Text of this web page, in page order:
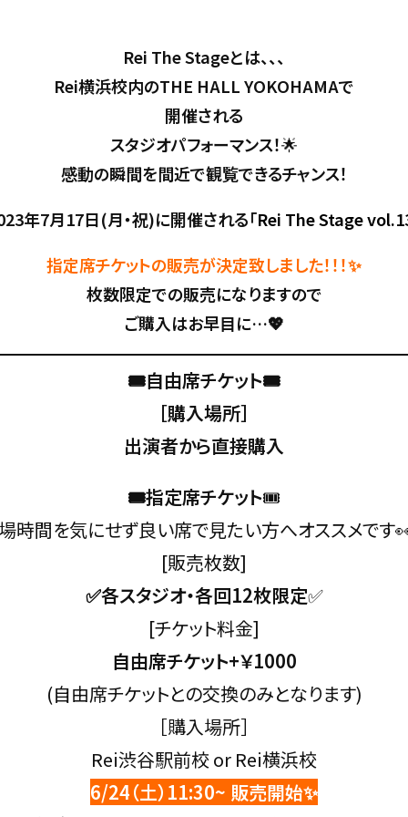
Rei The Stageとは、、、
Rei横浜校内のTHE HALL YOKOHAMAで
開催される
スタジオパフォーマンス！🌟
感動の瞬間を間近で観覧できるチャンス！
年7月17日(月・祝)に開催される「Rei The Stage
指定席チケットの販売が決定致しました！！！✨
枚数限定での販売になりますので
ご購入はお早目に…💖
🎟自由席チケット🎟
［購入場所］
出演者から直接購入
🎟指定席チケット🎟
時間を気にせず良い席で見たい方へオススメです
[販売枚数]
✅各スタジオ・各回12枚限定✅
[チケット料金]
自由席チケット+￥1000
(自由席チケットとの交換のみとなります)
［購入場所］
Rei渋谷駅前校 or Rei横浜校
6/24（土）11:30~ 販売開始✨